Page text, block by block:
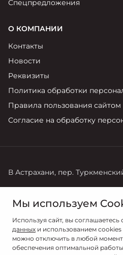
Спецпредложения
О КОМПАНИИ
Контакты
Новости
Реквизиты
Политика обработки
Правила пользования сайтом
Согласие на обработку
В Астрахани, пер.
+7 (8512) 48-28-28
Мы используем
Используя сайт, вы соглашаетесь
данных и использованием
можно отключить в любой момент
обеспечения оптимальной